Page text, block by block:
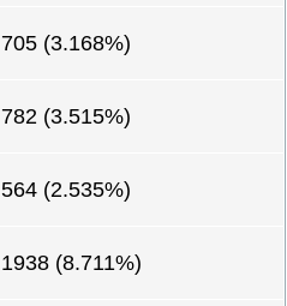
705 (3.168%)
782 (3.515%)
564 (2.535%)
1938 (8.711%)